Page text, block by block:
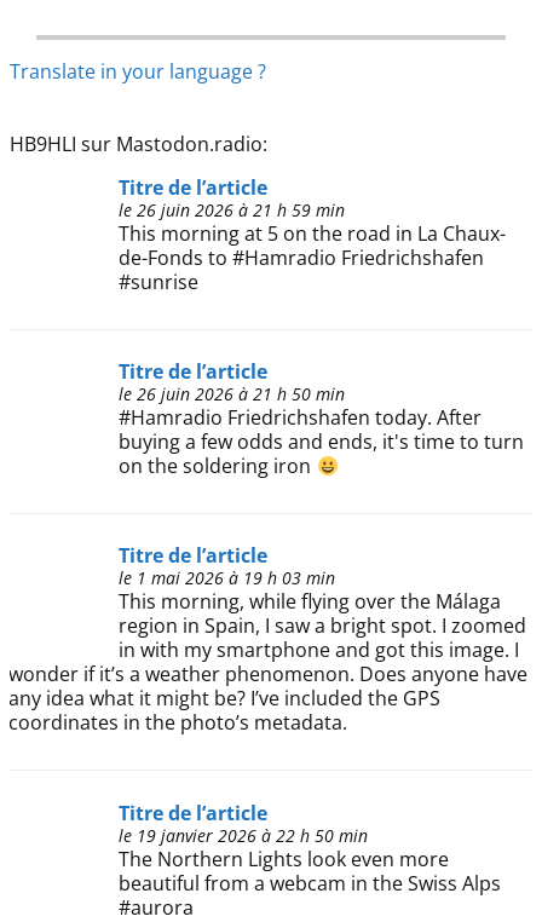
Translate in your language ?
HB9HLI sur Mastodon.radio:
Titre de l’article
le 26 juin 2026 à 21 h 59 min
This morning at 5 on the road in La Chaux-
de-Fonds to #Hamradio Friedrichshafen
#sunrise
Titre de l’article
le 26 juin 2026 à 21 h 50 min
#Hamradio Friedrichshafen today. After
buying a few odds and ends, it's time to turn
on the soldering iron
Titre de l’article
le 1 mai 2026 à 19 h 03 min
This morning, while flying over the Málaga
region in Spain, I saw a bright spot. I zoomed
in with my smartphone and got this image. I
wonder if it’s a weather phenomenon. Does anyone have
any idea what it might be? I’ve included the GPS
coordinates in the photo’s metadata.
Titre de l’article
le 19 janvier 2026 à 22 h 50 min
The Northern Lights look even more
beautiful from a webcam in the Swiss Alps
#aurora